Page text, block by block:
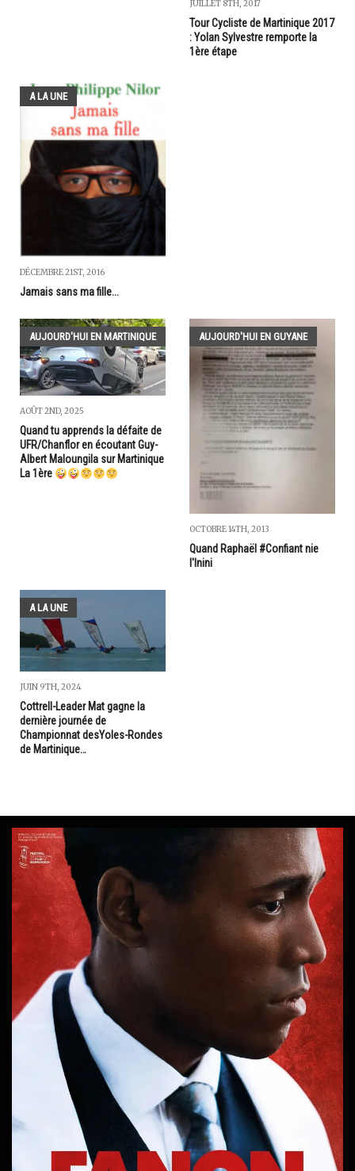
JUILLET 8TH, 2017
Tour Cycliste de Martinique 2017
: Yolan Sylvestre remporte la
1ère étape
A LA UNE
DÉCEMBRE 21ST, 2016
Jamais sans ma fille...
AUJOURD'HUI EN MARTINIQUE
AOÛT 2ND, 2025
Quand tu apprends la défaite de
UFR/Chanflor en écoutant Guy-
Albert Maloungila sur Martinique
La 1ère
AUJOURD'HUI EN GUYANE
OCTOBRE 14TH, 2013
Quand Raphaël #Confiant nie
l'Inini
A LA UNE
JUIN 9TH, 2024
Cottrell-Leader Mat gagne la
dernière journée de
Championnat desYoles-Rondes
de Martinique…